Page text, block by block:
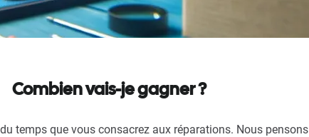
Combien vais-je gagner ?
temps que vous consacrez aux réparations. Nous